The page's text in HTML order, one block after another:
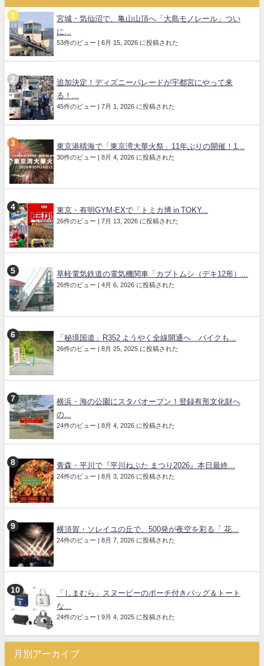
宮城・気仙沼で、亀山山頂へ「大島モノレール」つい
に...
53件のビュー | 6月 15, 2026 に投稿された
追加決定！ディズニーパレードが宇都宮にやって来
る！...
45件のビュー | 7月 1, 2026 に投稿された
東京港晴海で「東京湾大華火祭」11年ぶりの開催！1...
30件のビュー | 8月 4, 2026 に投稿された
東京・有明GYM-EXで「トミカ博 in TOKY...
26件のビュー | 7月 13, 2026 に投稿された
草軽電気鉄道の電気機関車「カブトムシ（デキ12形）...
26件のビュー | 4月 6, 2026 に投稿された
「秘境国道」R352 ようやく全線開通へ バイクも...
26件のビュー | 8月 25, 2025 に投稿された
横浜・海の公園にスタバオープン！登録有形文化財へ
の...
24件のビュー | 8月 4, 2026 に投稿された
青森・平川で『平川ねぷた まつり2026』本日最終...
24件のビュー | 8月 3, 2026 に投稿された
横須賀・ソレイユの丘で、500発が夜空を彩る「 花...
24件のビュー | 8月 7, 2026 に投稿された
「しまむら」スヌーピーのポーチ付きバッグ＆トート
な...
24件のビュー | 9月 4, 2025 に投稿された
月別アーカイブ